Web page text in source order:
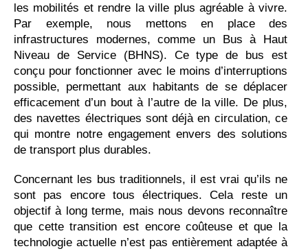
les mobilités et rendre la ville plus agréable à vivre.
Par exemple, nous mettons en place des
infrastructures modernes, comme un Bus à Haut
Niveau de Service (BHNS). Ce type de bus est
conçu pour fonctionner avec le moins d’interruptions
possible, permettant aux habitants de se déplacer
efficacement d’un bout à l’autre de la ville. De plus,
des navettes électriques sont déjà en circulation, ce
qui montre notre engagement envers des solutions
de transport plus durables.
Concernant les bus traditionnels, il est vrai qu’ils ne
sont pas encore tous électriques. Cela reste un
objectif à long terme, mais nous devons reconnaître
que cette transition est encore coûteuse et que la
technologie actuelle n’est pas entièrement adaptée à